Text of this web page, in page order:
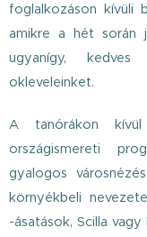
foglalkozáson kívüli
amikre a hét során
ugyanígy, kedves
okleveleinket.
A tanórákon kívül
országismereti
gyalogos
környékbeli
-ásatások, Scilla